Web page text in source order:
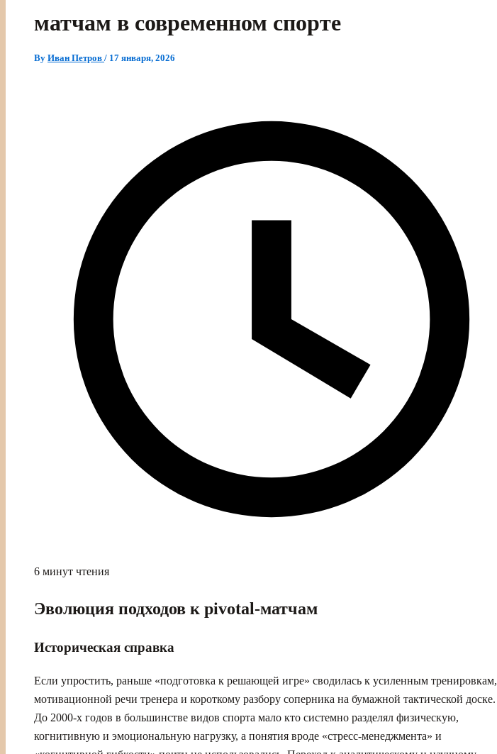
матчам в современном спорте
By Иван Петров / 17 января, 2026
6 минут чтения
Эволюция подходов к pivotal-матчам
Историческая справка
Если упростить, раньше «подготовка к решающей игре» сводилась к усиленным тренировкам,
мотивационной речи тренера и короткому разбору соперника на бумажной тактической доске.
До 2000‑х годов в большинстве видов спорта мало кто системно разделял физическую,
когнитивную и эмоциональную нагрузку, а понятия вроде «стресс‑менеджмента» и